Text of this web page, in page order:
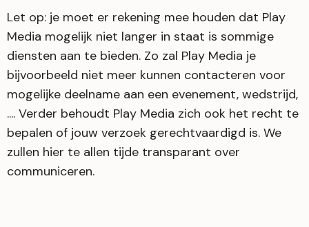
Let op: je moet er rekening mee houden dat Play
Media mogelijk niet langer in staat is sommige
diensten aan te bieden. Zo zal Play Media je
bijvoorbeeld niet meer kunnen contacteren voor
mogelijke deelname aan een evenement, wedstrijd,
.... Verder behoudt Play Media zich ook het recht te
bepalen of jouw verzoek gerechtvaardigd is. We
zullen hier te allen tijde transparant over
communiceren.